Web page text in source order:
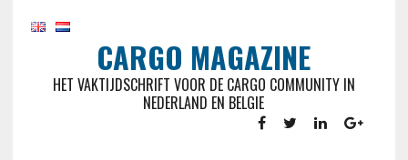
CARGO MAGAZINE
HET VAKTIJDSCHRIFT VOOR DE CARGO COMMUNITY IN
NEDERLAND EN BELGIE